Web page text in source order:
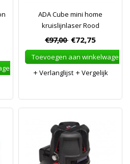
ADA Cube mini home
kruislijnlaser Rood
€97,00 €72,75
Toevoegen aan winkelwagen
Verlanglijst
Vergelijk